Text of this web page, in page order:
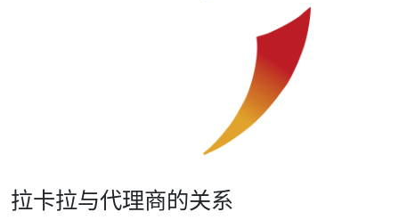
拉卡拉与代理商的关系